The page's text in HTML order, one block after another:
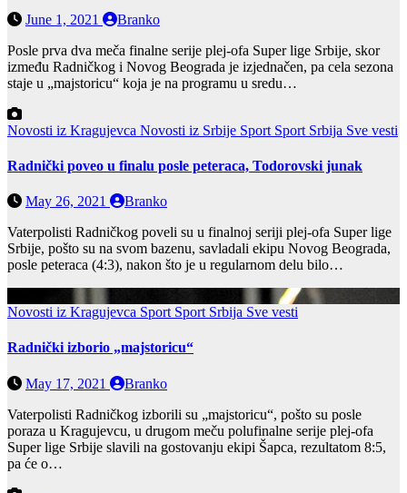
June 1, 2021
Branko
Posle prva dva meča finalne serije plej-ofa Super lige Srbije, skor
između Radničkog i Novog Beograda je izjednačen, pa cela sezona
staje u „majstoricu“ koja je na programu u sredu…
Novosti iz Kragujevca Novosti iz Srbije Sport Sport Srbija Sve vesti
Radnički poveo u finalu posle peteraca, Todorovski junak
May 26, 2021
Branko
Vaterpolisti Radničkog poveli su u finalnoj seriji plej-ofa Super lige
Srbije, pošto su na svom bazenu, savladali ekipu Novog Beograda,
posle peteraca (4:3), nakon što je u regularnom delu bilo…
Novosti iz Kragujevca Sport Sport Srbija Sve vesti
Radnički izborio „majstoricu“
May 17, 2021
Branko
Vaterpolisti Radničkog izborili su „majstoricu“, pošto su posle
poraza u Kragujevcu, u drugom meču polufinalne serije plej-ofa
Super lige Srbije slavili na gostovanju ekipi Šapca, rezultatom 8:5,
pa će o…